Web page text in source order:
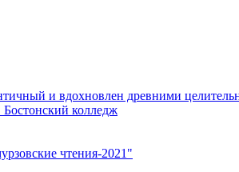
и вдохновлен древними
Бостонский колледж
чтения-2021"